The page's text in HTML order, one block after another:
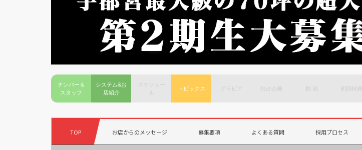
ナンバー＆
スタッフ
システム&お
店紹介
スケジュー
トピックス グラビア 独占企画 初回特典
TOP お店からのメッセージ 募集要項 よくある質問 採用プロセス